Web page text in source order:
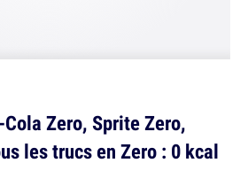
Zero, Sprite Zero,
les trucs en Zero : 0 kcal